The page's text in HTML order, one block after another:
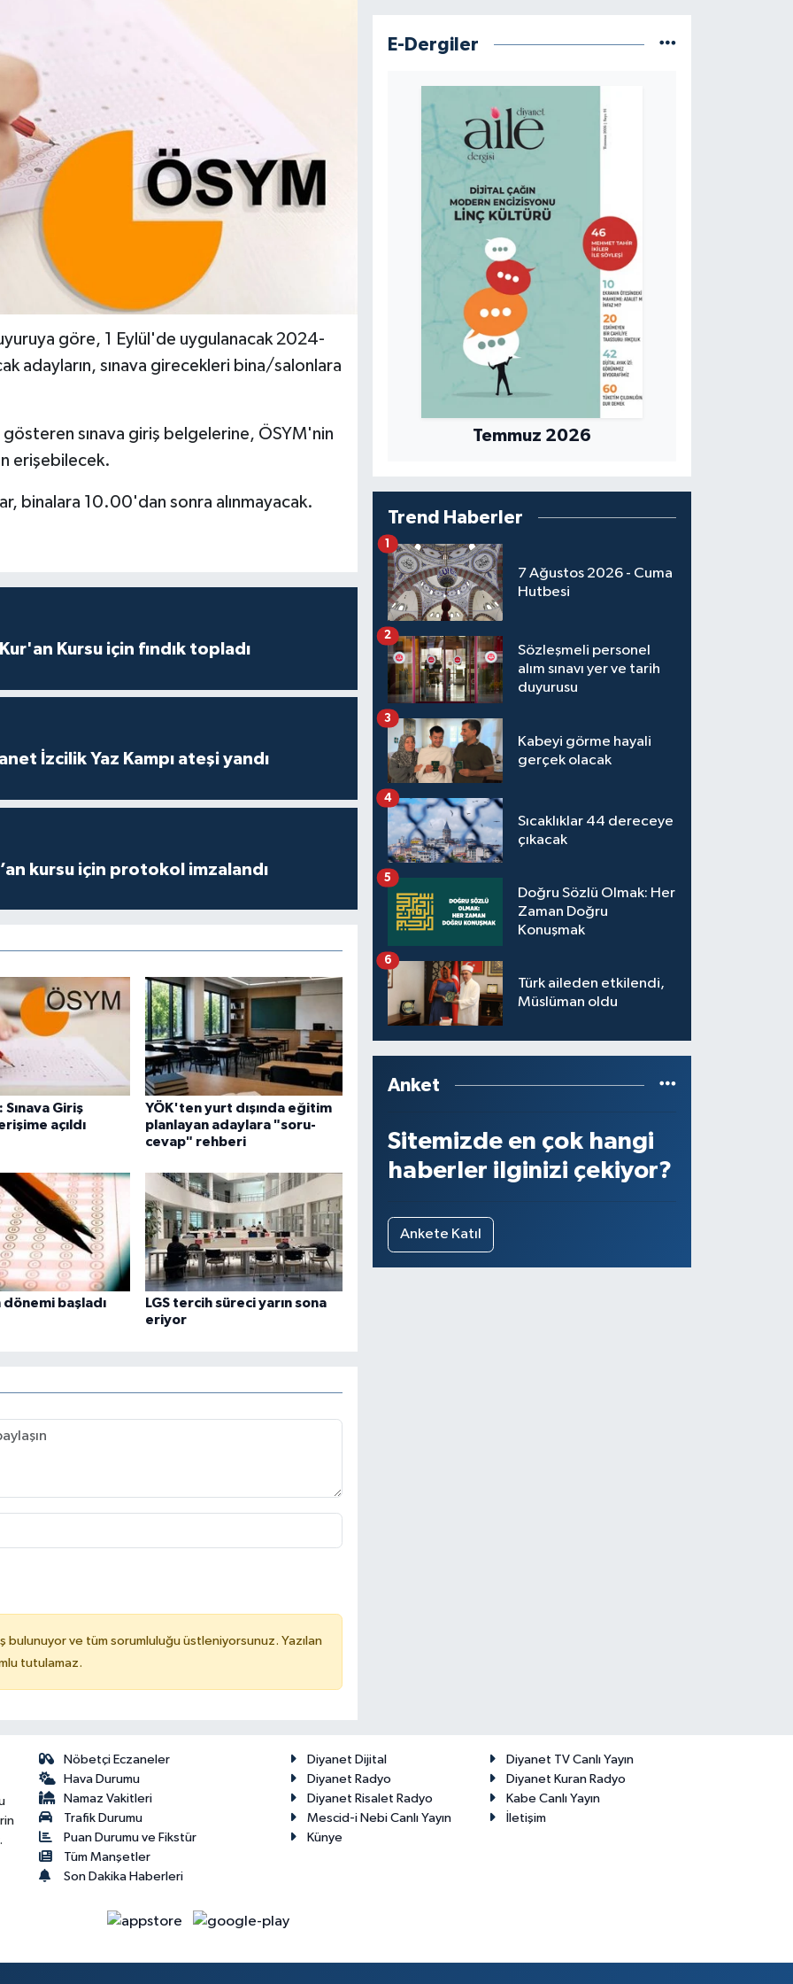
göre, 1 Eylül'de uygulanacak 2024-
adayların, sınava girecekleri bina/salonlara
sınava giriş belgelerine, ÖSYM'nin
erişebilecek.
binalara 10.00'dan sonra alınmayacak.
Kursu için fındık topladı
İzcilik Yaz Kampı ateşi yandı
kursu için protokol imzalandı
Giriş
açıldı
YÖK'ten yurt dışında eğitim
planlayan adaylara "soru-
cevap" rehberi
dönemi başladı
LGS tercih süreci yarın sona
eriyor
bulunuyor ve tüm sorumluluğu üstleniyorsunuz. Yazılan
tutulamaz.
E-Dergiler
Temmuz 2026
Trend Haberler
7 Ağustos 2026 - Cuma
Hutbesi
1
Sözleşmeli personel
alım sınavı yer ve tarih
duyurusu
2
Kabeyi görme hayali
gerçek olacak
3
Sıcaklıklar 44 dereceye
çıkacak
4
Doğru Sözlü Olmak: Her
Zaman Doğru
Konuşmak
5
Türk aileden etkilendi,
Müslüman oldu
6
Anket
Sitemizde en çok hangi
haberler ilginizi çekiyor?
Ankete Katıl
Nöbetçi Eczaneler
Hava Durumu
Namaz Vakitleri
Trafik Durumu
Puan Durumu ve Fikstür
Tüm Manşetler
Son Dakika Haberleri
Diyanet Dijital
Diyanet TV Canlı Yayın
Diyanet Radyo
Diyanet Kuran Radyo
Diyanet Risalet Radyo
Kabe Canlı Yayın
Mescid-i Nebi Canlı Yayın
İletişim
Künye